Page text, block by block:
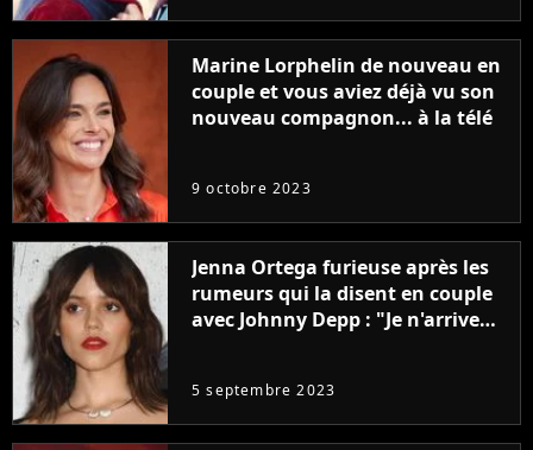
Marine Lorphelin de nouveau en
couple et vous aviez déjà vu son
nouveau compagnon... à la télé
9 octobre 2023
Jenna Ortega furieuse après les
rumeurs qui la disent en couple
avec Johnny Depp : "Je n'arrive
5 septembre 2023